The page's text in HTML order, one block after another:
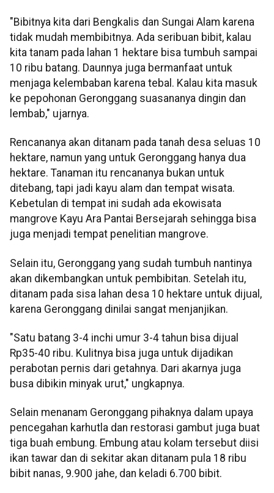
"Bibitnya kita dari Bengkalis dan Sungai Alam karena
tidak mudah membibitnya. Ada seribuan bibit, kalau
kita tanam pada lahan 1 hektare bisa tumbuh sampai
10 ribu batang. Daunnya juga bermanfaat untuk
menjaga kelembaban karena tebal. Kalau kita masuk
ke pepohonan Geronggang suasananya dingin dan
lembab," ujarnya.
Rencananya akan ditanam pada tanah desa seluas 10
hektare, namun yang untuk Geronggang hanya dua
hektare. Tanaman itu rencananya bukan untuk
ditebang, tapi jadi kayu alam dan tempat wisata.
Kebetulan di tempat ini sudah ada ekowisata
mangrove Kayu Ara Pantai Bersejarah sehingga bisa
juga menjadi tempat penelitian mangrove.
Selain itu, Geronggang yang sudah tumbuh nantinya
akan dikembangkan untuk pembibitan. Setelah itu,
ditanam pada sisa lahan desa 10 hektare untuk dijual,
karena Geronggang dinilai sangat menjanjikan.
"Satu batang 3-4 inchi umur 3-4 tahun bisa dijual
Rp35-40 ribu. Kulitnya bisa juga untuk dijadikan
perabotan pernis dari getahnya. Dari akarnya juga
busa dibikin minyak urut," ungkapnya.
Selain menanam Geronggang pihaknya dalam upaya
pencegahan karhutla dan restorasi gambut juga buat
tiga buah embung. Embung atau kolam tersebut diisi
ikan tawar dan di sekitar akan ditanam pula 18 ribu
bibit nanas, 9.900 jahe, dan keladi 6.700 bibit.